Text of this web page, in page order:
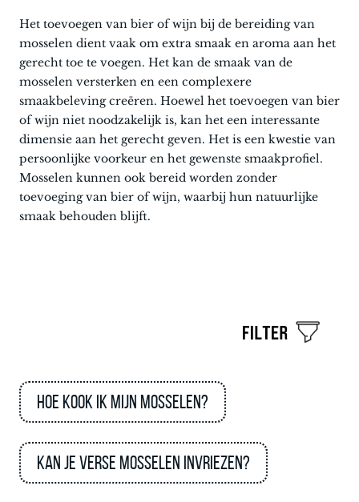
Het toevoegen van bier of wijn bij de bereiding van
mosselen dient vaak om extra smaak en aroma aan het
gerecht toe te voegen. Het kan de smaak van de
mosselen versterken en een complexere
smaakbeleving creëren. Hoewel het toevoegen van bier
of wijn niet noodzakelijk is, kan het een interessante
dimensie aan het gerecht geven. Het is een kwestie van
persoonlijke voorkeur en het gewenste smaakprofiel.
Mosselen kunnen ook bereid worden zonder
toevoeging van bier of wijn, waarbij hun natuurlijke
smaak behouden blijft.
Hoe kook ik mijn mosselen?
Kan je verse mosselen invriezen?